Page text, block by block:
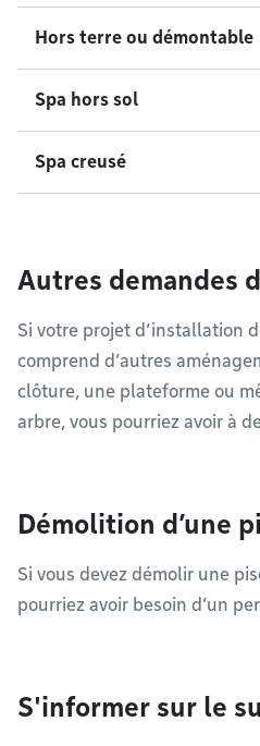
Hors terre ou démontable
Spa hors sol
Spa creusé
Autres demandes
Si votre projet d’installation
comprend d’autres
clôture, une plateforme ou
arbre, vous pourriez avoir à
Démolition d’une
Si vous devez démolir une
pourriez avoir besoin d’un
S'informer sur le